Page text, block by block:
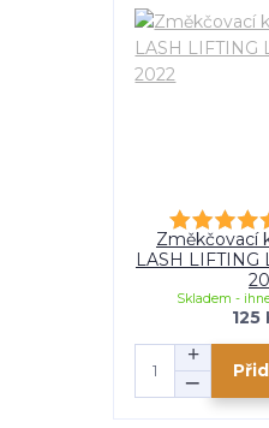
Změkčovací
LASH LIFTING
125
Skladem -